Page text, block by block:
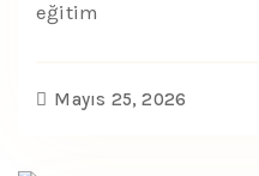
eğitim
Mayıs 25, 2026